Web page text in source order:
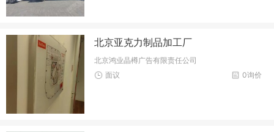
北京亚克力制品加工厂
北京鸿业晶樽广告有限责任公司
0询价
面议